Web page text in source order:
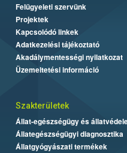
Felügyeleti szervünk
Projektek
Kapcsolódó linkek
Adatkezelési tájékoztató
Akadálymentességi nyilatkozat
Üzemeltetési információ
Szakterületek
Állat-egészségügy és
Állategészségügyi diagnosztika
Állatgyógyászati termékek